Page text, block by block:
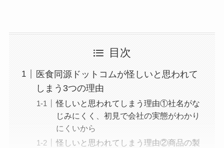
目次
医食同源ドットコムが怪しいと思われて
しまう3つの理由
怪しいと思われてしまう理由①社名がな
じみにくく、初見で会社の実態がわかり
にくいから
怪しいと思われてしまう理由②商品の製